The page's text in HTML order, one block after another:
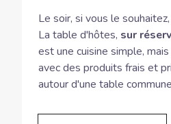
Le soir, si vous le
La table d'hôtes, sur
est une cuisine simple,
avec des produits frais et
autour d'une table